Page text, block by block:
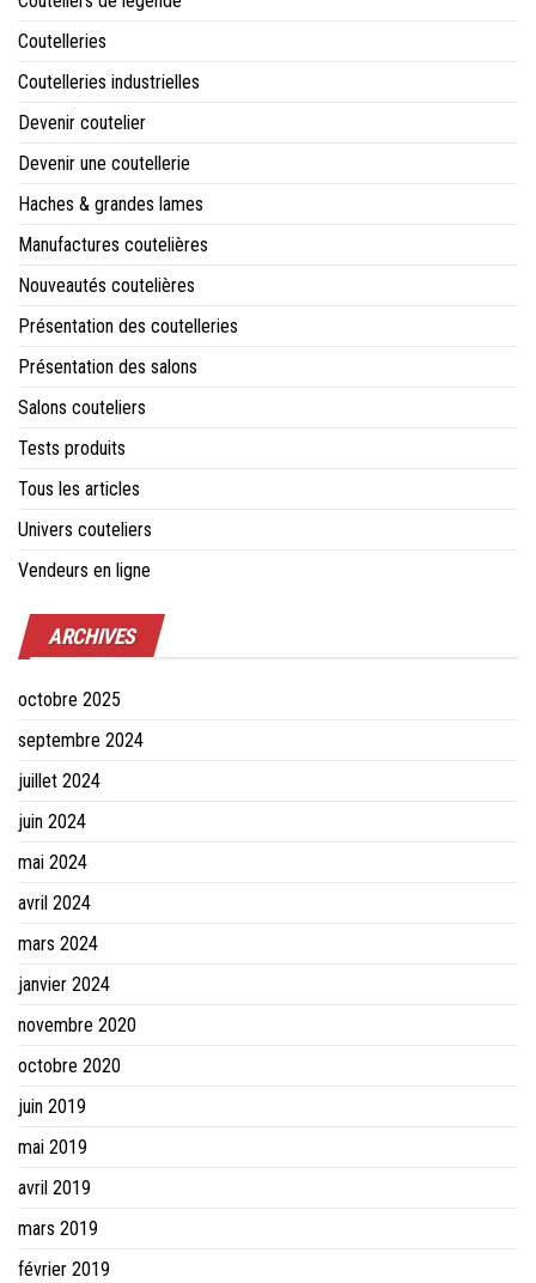
Coutelleries
Coutelleries industrielles
Devenir coutelier
Devenir une coutellerie
Haches & grandes lames
Manufactures coutelières
Nouveautés coutelières
Présentation des coutelleries
Présentation des salons
Salons couteliers
Tests produits
Tous les articles
Univers couteliers
Vendeurs en ligne
ARCHIVES
octobre 2025
septembre 2024
juillet 2024
juin 2024
mai 2024
avril 2024
mars 2024
janvier 2024
novembre 2020
octobre 2020
juin 2019
mai 2019
avril 2019
mars 2019
février 2019